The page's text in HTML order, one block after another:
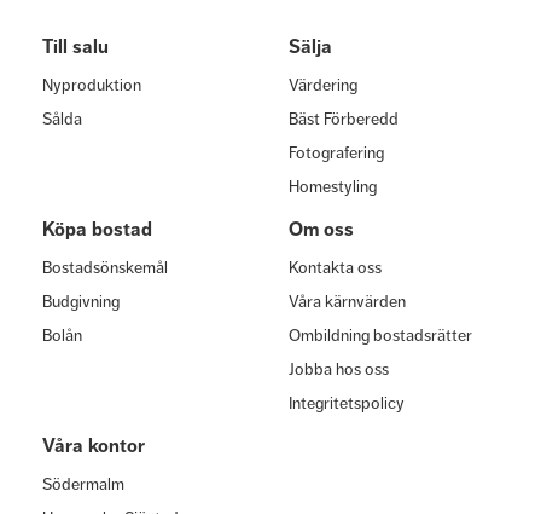
Till salu
Nyproduktion
Sålda
Sälja
Värdering
Bäst Förberedd
Fotografering
Homestyling
Köpa bostad
Bostadsönskemål
Budgivning
Bolån
Om oss
Kontakta oss
Våra kärnvärden
Ombildning bostadsrätter
Jobba hos oss
Integritetspolicy
Våra kontor
Södermalm